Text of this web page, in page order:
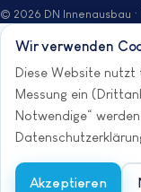
© 2026 DN Innenausbau
Wir verwenden
Diese Website nutzt
Messung ein
Notwendige“
Akzeptieren
Anrufen